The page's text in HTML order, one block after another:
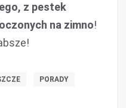
z pestek
na zimno!
PORADY